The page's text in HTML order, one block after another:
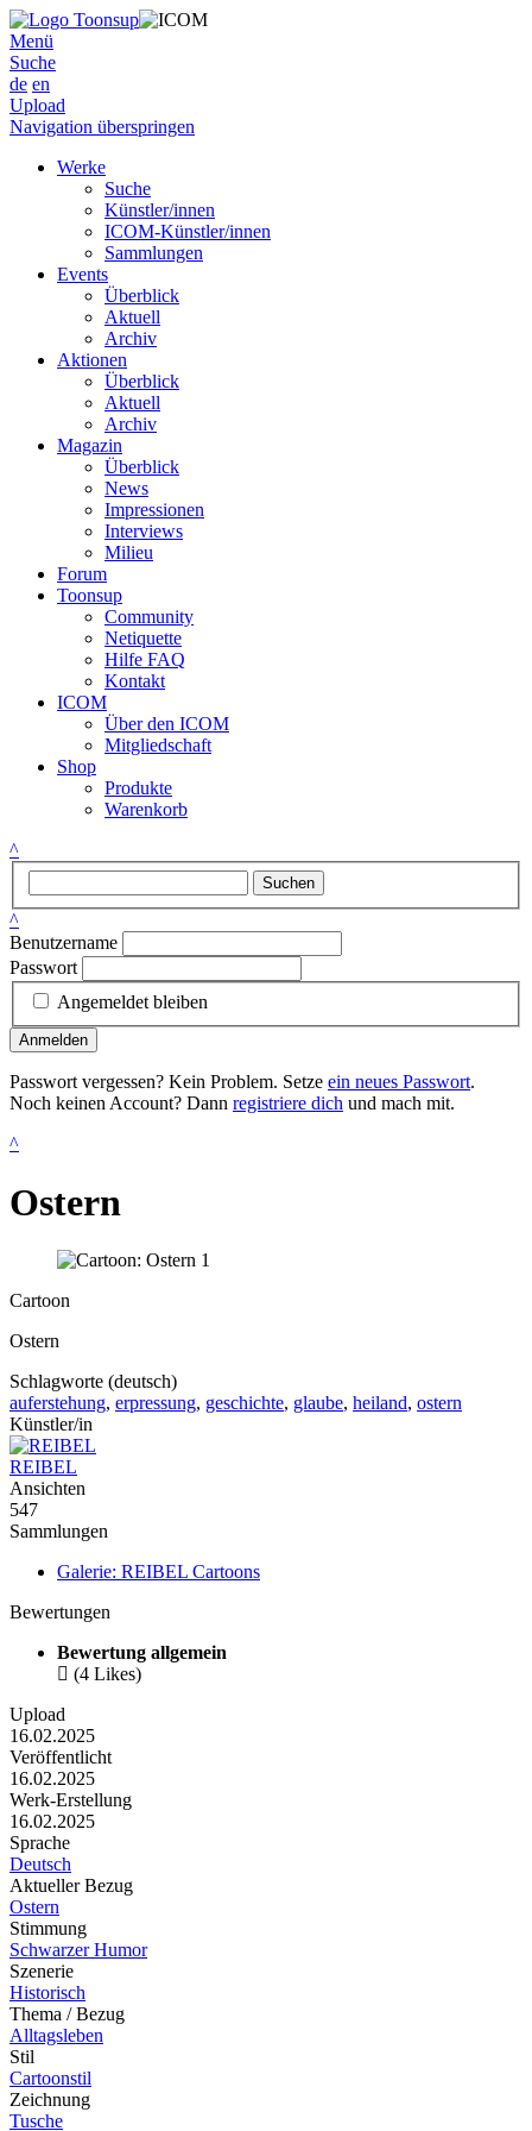
Menü
Suche
de en
Upload
Navigation überspringen
Werke
Suche
Künstler/innen
ICOM-Künstler/innen
Sammlungen
Events
Überblick
Aktuell
Archiv
Aktionen
Überblick
Aktuell
Archiv
Magazin
Überblick
News
Impressionen
Interviews
Milieu
Forum
Toonsup
Community
Netiquette
Hilfe FAQ
Kontakt
ICOM
Über den ICOM
Mitgliedschaft
Shop
Produkte
Warenkorb
^
Suchen
^
Benutzername
Passwort
Angemeldet bleiben
Anmelden
Passwort vergessen? Kein Problem. Setze ein neues Passwort.
Noch keinen Account? Dann registriere dich und mach mit.
^
Ostern
Cartoon
Ostern
Schlagworte (deutsch)
auferstehung, erpressung, geschichte, glaube, heiland, ostern
Künstler/in
REIBEL
Ansichten
547
Sammlungen
Galerie: REIBEL Cartoons
Bewertungen
Bewertung allgemein
 (4 Likes)
Upload
16.02.2025
Veröffentlicht
16.02.2025
Werk-Erstellung
16.02.2025
Sprache
Deutsch
Aktueller Bezug
Ostern
Stimmung
Schwarzer Humor
Szenerie
Historisch
Thema / Bezug
Alltagsleben
Stil
Cartoonstil
Zeichnung
Tusche